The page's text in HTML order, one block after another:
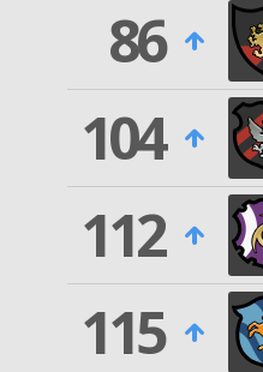
86
104
112
115